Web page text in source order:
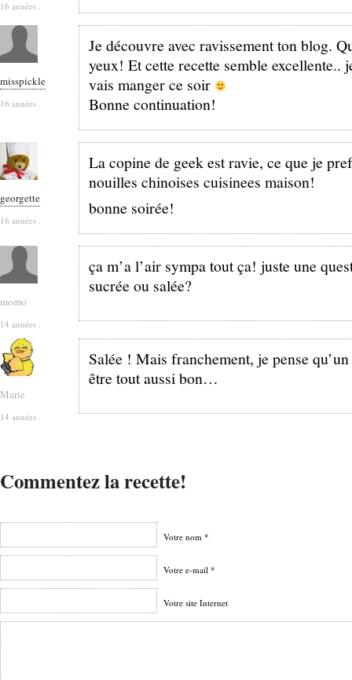
16 années .
misspickle
16 années .
Je découvre avec ravissement ton blog.
yeux! Et cette recette semble excellente..
vais manger ce soir
Bonne continuation!
georgette
16 années .
La copine de geek est ravie, ce que je
nouilles chinoises cuisinees maison!
bonne soirée!
momo
14 années .
ça m’a l’air sympa tout ça! juste une
sucrée ou salée?
Marie
14 années .
Salée ! Mais franchement, je pense
être tout aussi bon…
Commentez la recette!
Votre nom *
Votre e-mail *
Votre site Internet